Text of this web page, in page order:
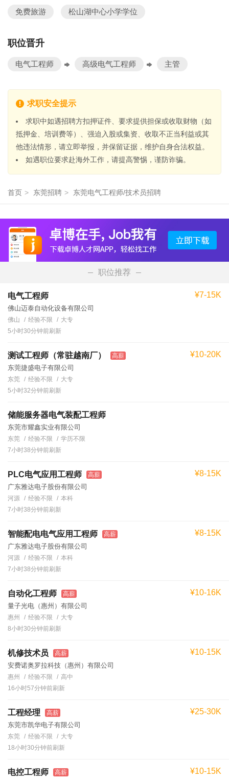
免费旅游 松山湖中心小学学位
职位晋升
电气工程师 高级电气工程师 主管
求职安全提示
求职中如遇招聘方扣押证件、要求提供担保或收取财物（如
抵押金、培训费等）、强迫入股或集资、收取不正当利益或其
他违法情形，请立即举报，并保留证据，维护自身合法权益。
如遇职位要求赴海外工作，请提高警惕，谨防诈骗。
首页 > 东莞招聘 > 东莞电气工程师/技术员招聘
职位推荐
电气工程师
佛山迈泰自动化设备有限公司
¥7-15K
佛山 经验不限
大专
5小时30分钟前刷新
测试工程师（常驻越南厂） 高薪
东莞捷盛电子有限公司
¥10-20K
东莞 经验不限
大专
5小时32分钟前刷新
储能服务器电气装配工程师
东莞市耀鑫实业有限公司
东莞 经验不限
学历不限
7小时38分钟前刷新
PLC电气应用工程师 高薪
广东雅达电子股份有限公司
¥8-15K
河源 经验不限
本科
7小时38分钟前刷新
智能配电电气应用工程师 高薪
广东雅达电子股份有限公司
¥8-15K
河源 经验不限
本科
7小时38分钟前刷新
自动化工程师 高薪
量子光电（惠州）有限公司
¥10-16K
惠州 经验不限
大专
8小时30分钟前刷新
机修技术员 高薪
安费诺奥罗拉科技（惠州）有限公司
¥10-15K
惠州 经验不限
高中
16小时57分钟前刷新
工程经理 高薪
东莞市凯华电子有限公司
¥25-30K
东莞 经验不限
大专
18小时30分钟前刷新
电控工程师 高薪 ¥10-15K